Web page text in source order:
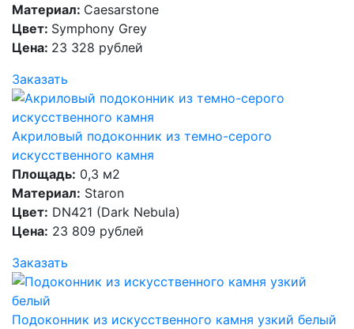
Материал: Caesarstone
Цвет: Symphony Grey
Цена: 23 328 рублей
Заказать
Акриловый подоконник из темно-серого
искусственного камня
Площадь: 0,3 м2
Материал: Staron
Цвет: DN421 (Dark Nebula)
Цена: 23 809 рублей
Заказать
Подоконник из искусственного камня узкий белый